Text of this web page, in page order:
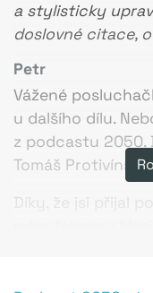
a stylisticky
doslovné citace,
Petr
Vážené
u dalšího dílu.
z podcastu 2050.
Tomáš Protivínský.
Díky, že jsi přijal